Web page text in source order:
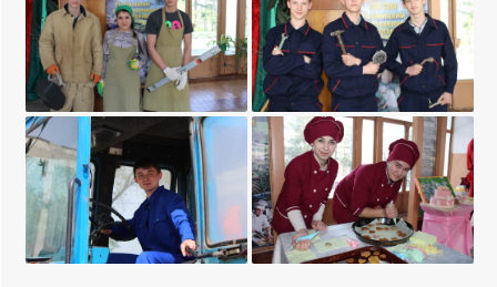
Мастер
общестроительных
работ
Техническое
обслуживание и ремонт
двигателей, систем и
агрегатов автомобилей
Эксплуатация и ремонт
сельскохозяйственной
техники и оборудования
Повар, кондитер